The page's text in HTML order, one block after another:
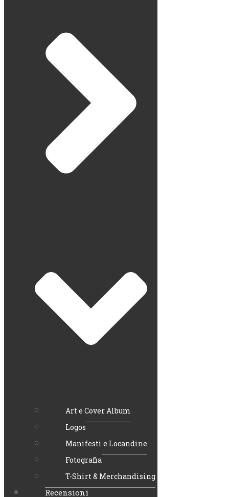
Art e Cover Album
Logos
Manifesti e Locandine
Fotografia
T-Shirt & Merchandising
Recensioni